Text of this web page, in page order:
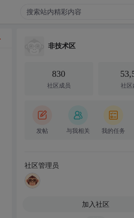
非技术区
830
社区成员 社区
发帖 与我相关 我的任务
社区管理员
加入社区